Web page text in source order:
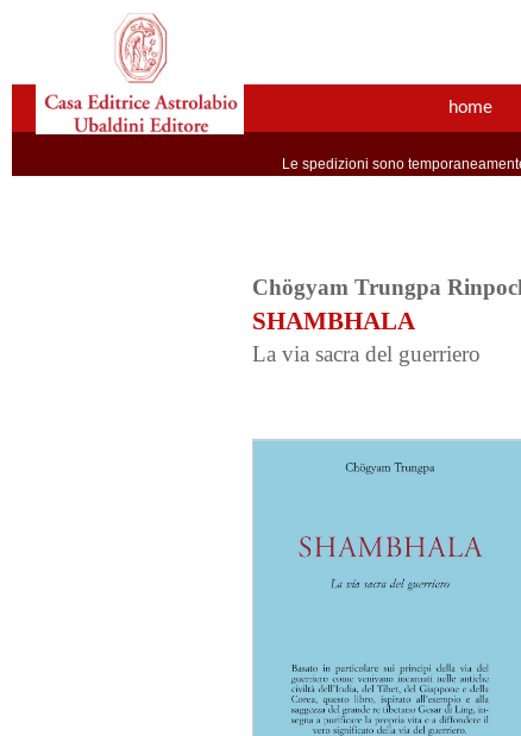
home
Le spedizioni sono
Chögyam Trungpa
SHAMBHALA
La via sacra del guerriero